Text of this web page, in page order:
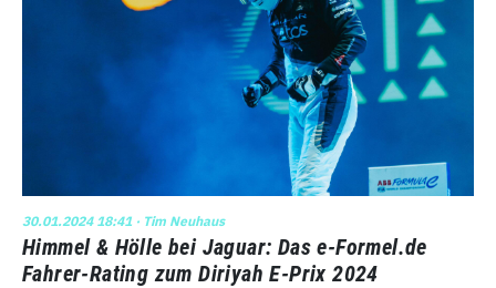
30.01.2024 18:41 · Tim Neuhaus
Himmel & Hölle bei Jaguar: Das e-Formel.de
Fahrer-Rating zum Diriyah E-Prix 2024